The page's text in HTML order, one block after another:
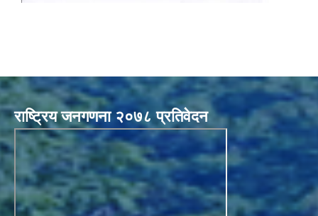
राष्ट्रिय जनगणना २०७८ प्रतिवेदन